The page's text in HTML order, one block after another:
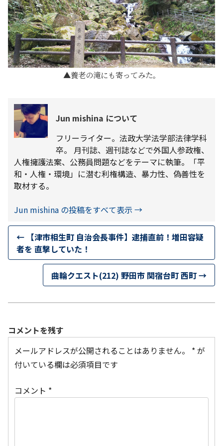
養老の滝にも寄ってみた。
Jun mishina について
フリーライター。法政大学法学部法律学科
卒。 月刊誌、週刊誌などで外国人参政権、
人権擁護法案、公務員問題などをテーマに執筆。「平
和・人権・環境」に潜む利権構造、暴力性、偽善性を
取材する。
Jun mishina の投稿をすべて表示 →
← 【津市相生町 自治会長事件】逮捕直前！増田容疑
者を 直撃していた！
曲輪クエスト(212) 野田市 関宿台町 西町→
コメントを残す
メールアドレスが公開されることはありません。
*が
付いている欄は必須項目です
コメント *